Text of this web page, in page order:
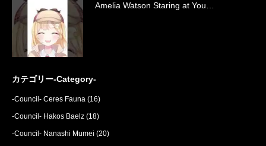
Amelia Watson Staring at You…
カテゴリー-Category-
-Council- Ceres Fauna (16)
-Council- Hakos Baelz (18)
-Council- Nanashi Mumei (20)